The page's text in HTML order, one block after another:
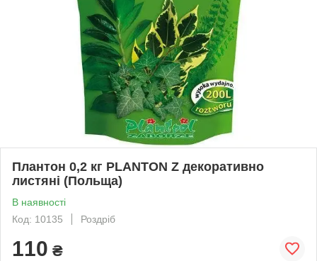
Плантон 0,2 кг PLANTON Z декоративно
листяні (Польща)
В наявності
Код: 10135
Роздріб
110 ₴